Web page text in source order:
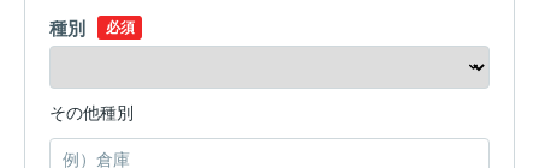
種別 必須
その他種別